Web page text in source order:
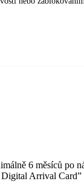
6 měsíců po
Arrival Card”